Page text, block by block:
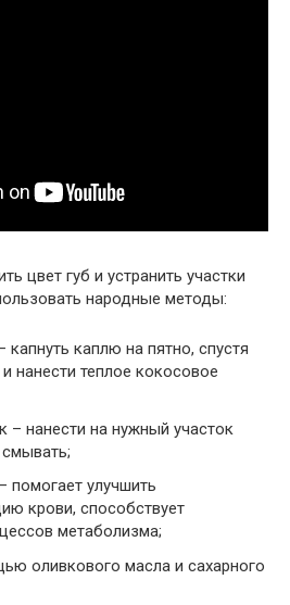
цвет губ и устранить участки
народные методы:
каплю на пятно, спустя
нанести теплое кокосовое
– нанести на нужный участок
помогает улучшить
крови, способствует
метаболизма;
оливкового масла и сахарного